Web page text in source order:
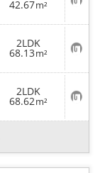
登
録
42.67m² お
気
に
入
り
登
録
2LDK
68.13m² お
気
に
入
り
登
録
2LDK
68.62m² お
気
に
登